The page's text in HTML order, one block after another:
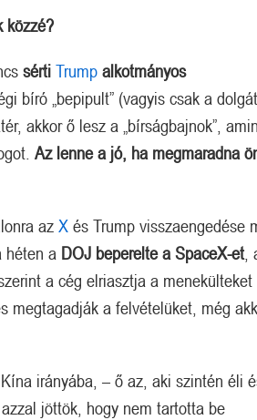
közzé?
sérti Trump alkotmányos
bíró „bepipult” (vagyis csak a
akkor ő lesz a „bírságbajnok”,
Az lenne a jó, ha megmaradna
az X és Trump visszaengedése
héten a DOJ beperelte a SpaceX-et
a cég elriasztja a menekülteket
megtagadják a felvételüket, még
irányába, – ő az, aki szintén éli
jöttök, hogy nem tartotta be